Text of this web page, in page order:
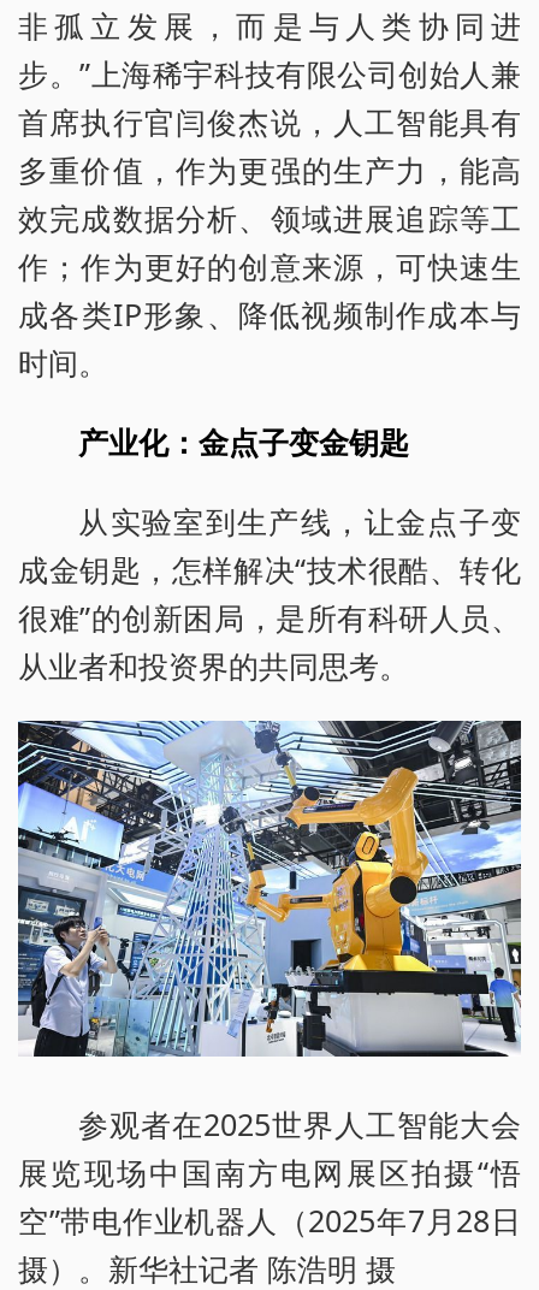
非孤立发展，而是与人类协同进
步。”上海稀宇科技有限公司创始人兼
首席执行官闫俊杰说，人工智能具有
多重价值，作为更强的生产力，能高
效完成数据分析、领域进展追踪等工
作；作为更好的创意来源，可快速生
成各类IP形象、降低视频制作成本与
时间。
产业化：金点子变金钥匙
从实验室到生产线，让金点子变
成金钥匙，怎样解决“技术很酷、转化
很难”的创新困局，是所有科研人员、
从业者和投资界的共同思考。
参观者在2025世界人工智能大会
展览现场中国南方电网展区拍摄“悟
空”带电作业机器人（2025年7月28日
摄）。新华社记者 陈浩明 摄